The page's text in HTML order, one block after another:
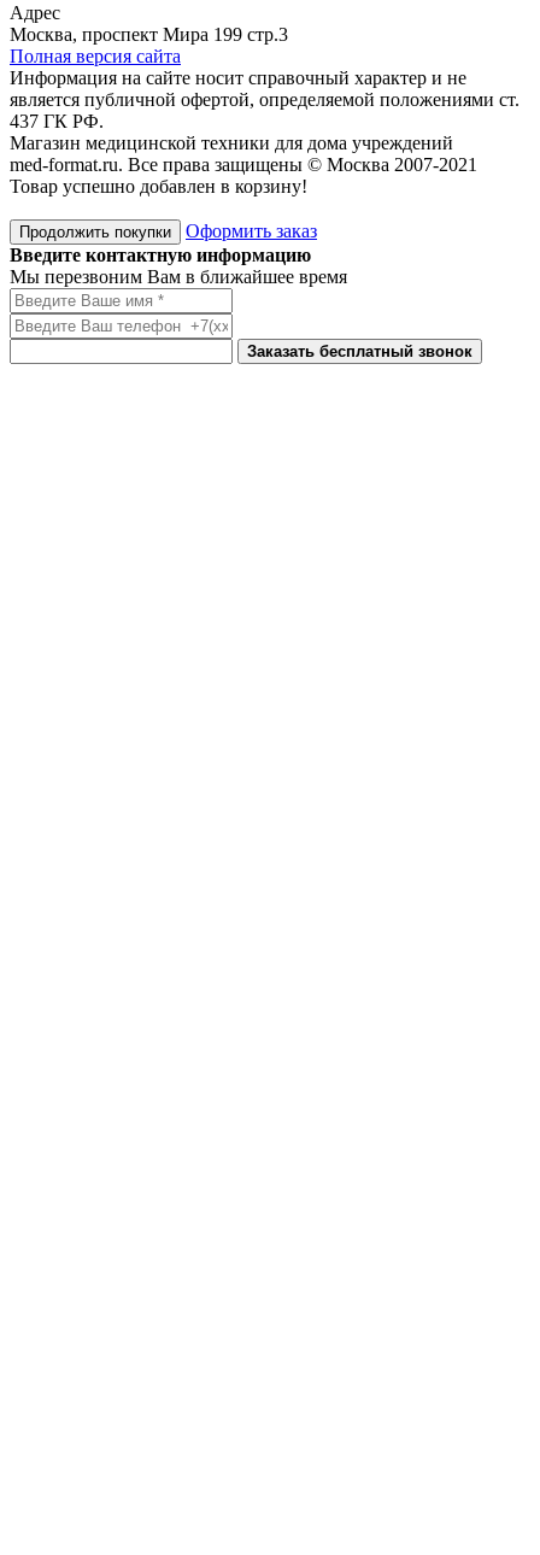
Адрес
Москва, проспект Мира 199 стр.3
Полная версия сайта
Информация на сайте носит справочный характер и не
является публичной офертой, определяемой положениями ст.
437 ГК РФ.
Магазин медицинской техники для дома учреждений
med-format.ru. Все права защищены © Москва 2007-2021
Товар успешно добавлен в корзину!
Продолжить покупки
Оформить заказ
Введите контактную информацию
Мы перезвоним Вам в ближайшее время
Заказать бесплатный звонок